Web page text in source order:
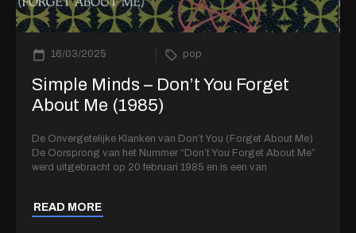
16/03/2025 pop
Simple Minds – Don’t You Forget
About Me (1985)
De Onvergetelijke Klanken van Don’t You (Forget About Me)
De Oorsprong van het Nummer “Don’t You Forget About Me”
werd uitgebracht op 20 februari 1985 en is een van
READ MORE